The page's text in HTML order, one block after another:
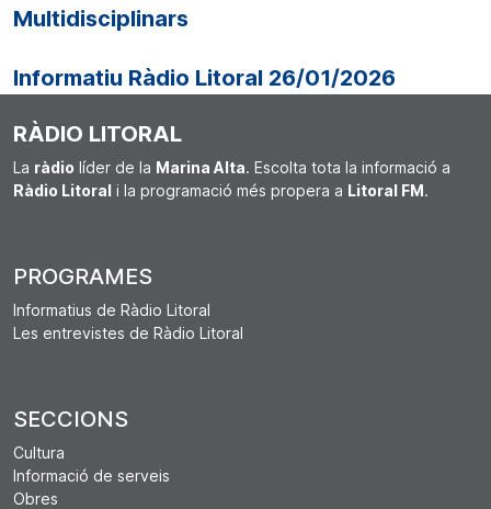
Multidisciplinars
Informatiu Ràdio Litoral 26/01/2026
RÀDIO LITORAL
La ràdio líder de la Marina Alta. Escolta tota la informació a
Ràdio Litoral i la programació més propera a Litoral FM.
PROGRAMES
Informatius de Ràdio Litoral
Les entrevistes de Ràdio Litoral
SECCIONS
Cultura
Informació de serveis
Obres